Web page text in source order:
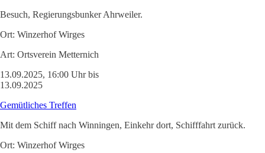
Besuch, Regierungsbunker Ahrweiler.
Ort: Winzerhof Wirges
Art: Ortsverein Metternich
13.09.2025, 16:00 Uhr bis
13.09.2025
Gemütliches Treffen
Mit dem Schiff nach Winningen, Einkehr dort, Schifffahrt zurück.
Ort: Winzerhof Wirges